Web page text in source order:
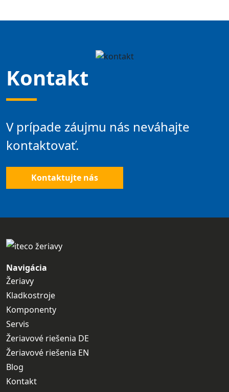
Kontakt
V prípade záujmu nás neváhajte
kontaktovať.
Kontaktujte nás
Navigácia
Žeriavy
Kladkostroje
Komponenty
Servis
Žeriavové riešenia DE
Žeriavové riešenia EN
Blog
Kontakt